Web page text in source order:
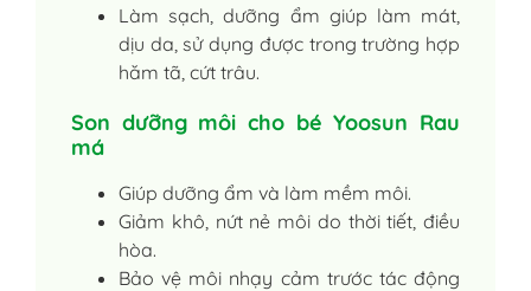
Làm sạch, dưỡng ẩm giúp làm mát,
dịu da, sử dụng được trong trường hợp
hăm tã, cứt trâu.
Son dưỡng môi cho bé Yoosun Rau
má
Giúp dưỡng ẩm và làm mềm môi.
Giảm khô, nứt nẻ môi do thời tiết, điều
hòa.
Bảo vệ môi nhạy cảm trước tác động